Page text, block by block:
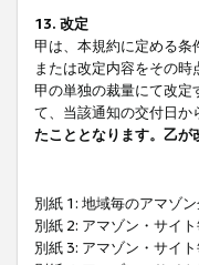
13. 改定
甲は、本規約に定める条
または改定内容をその
甲の単独の裁量にて改定
て、当該通知の交付日か
たこととなります。乙が
別紙 1: 地域毎のアマゾ
別紙 2: アマゾン・サイ
別紙 3: アマゾン・サイ